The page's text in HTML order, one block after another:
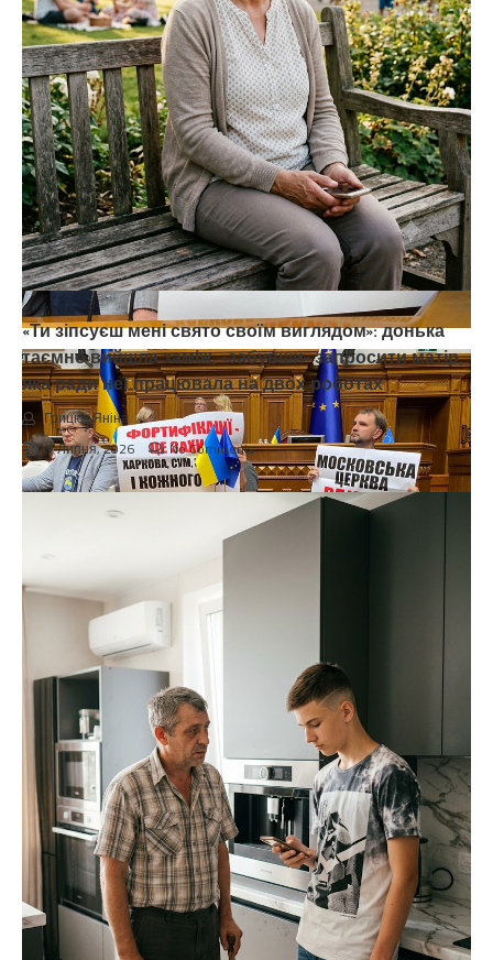
«Ти зіпсуєш мені свято своїм виглядом»: донька
таємно вийшла заміж, «забувши» запросити матір,
яка ради неї працювала на двох роботах
Грицюк Яніна
7 Липня, 2026
No Comments